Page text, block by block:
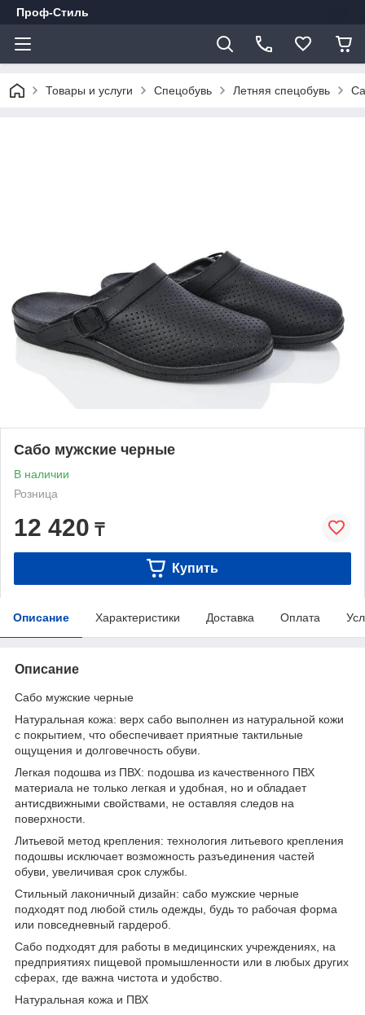
Проф-Стиль
Товары и услуги Спецобувь Летняя спецобувь
Сабо мужские черные
В наличии
Розница
12 420 ₸
Купить
Описание Характеристики Доставка Оплата
Описание
Сабо мужские черные
Натуральная кожа: верх сабо выполнен из натуральной кожи
с покрытием, что обеспечивает приятные тактильные
ощущения и долговечность обуви.
Легкая подошва из ПВХ: подошва из качественного ПВХ
материала не только легкая и удобная, но и обладает
антисдвижными свойствами, не оставляя следов на
поверхности.
Литьевой метод крепления: технология литьевого крепления
подошвы исключает возможность разъединения частей
обуви, увеличивая срок службы.
Стильный лаконичный дизайн: сабо мужские черные
подходят под любой стиль одежды, будь то рабочая форма
или повседневный гардероб.
Сабо подходят для работы в медицинских учреждениях, на
предприятиях пищевой промышленности или в любых других
сферах, где важна чистота и удобство.
Натуральная кожа и ПВХ